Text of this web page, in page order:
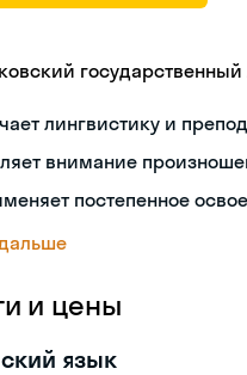
лингвистику и
внимание
постепенное
и цены
язык